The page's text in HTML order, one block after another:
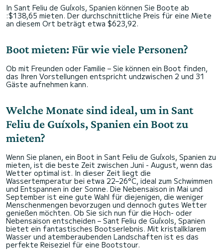
In Sant Feliu de Guíxols, Spanien können Sie Boote ab
:$138,65 mieten. Der durchschnittliche Preis für eine Miete
an diesem Ort beträgt etwa $623,92.
Boot mieten: Für wie viele Personen?
Ob mit Freunden oder Familie – Sie können ein Boot finden,
das Ihren Vorstellungen entspricht undzwischen 2 und 31
Gäste aufnehmen kann.
Welche Monate sind ideal, um in Sant
Feliu de Guíxols, Spanien ein Boot zu
mieten?
Wenn Sie planen, ein Boot in Sant Feliu de Guíxols, Spanien zu
mieten, ist die beste Zeit zwischen Juni - August, wenn das
Wetter optimal ist. In dieser Zeit liegt die
Wassertemperatur bei etwa 22–26°C, ideal zum Schwimmen
und Entspannen in der Sonne. Die Nebensaison in Mai und
September ist eine gute Wahl für diejenigen, die weniger
Menschenmengen bevorzugen und dennoch gutes Wetter
genießen möchten. Ob Sie sich nun für die Hoch- oder
Nebensaison entscheiden – Sant Feliu de Guíxols, Spanien
bietet ein fantastisches Bootserlebnis. Mit kristallklarem
Wasser und atemberaubenden Landschaften ist es das
perfekte Reiseziel für eine Bootstour.